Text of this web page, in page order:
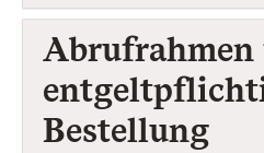
Bestellung